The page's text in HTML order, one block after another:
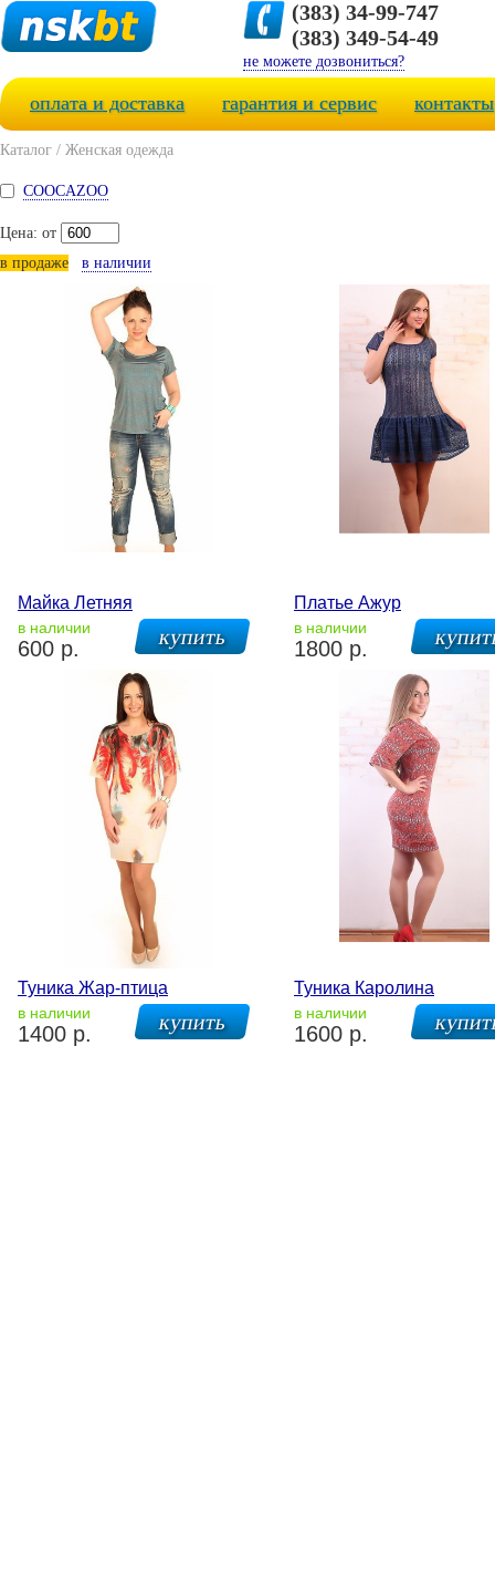
(383) 34-99-747
(383) 349-54-49
не можете дозвониться?
оплата и доставка гарантия и сервис контакты
Каталог / Женская одежда
COOCAZOO
Цена: от
в продаже
в наличии
Майка Летняя
в наличии
600 р.
Платье Ажур
в наличии
1800 р.
Туника Жар-птица
в наличии
1400 р.
Туника Каролина
в наличии
1600 р.